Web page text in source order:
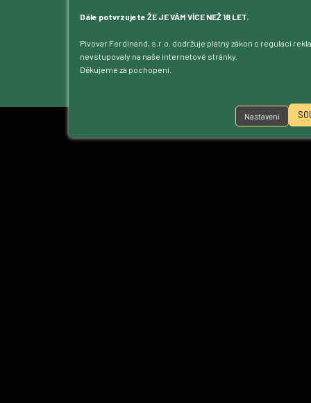
Dále potvrzujete ŽE JE VÁM VÍCE NEŽ 18 LET.
Pivovar Ferdinand, s.r.o. dodržuje platný zákon o regulaci
nevstupovaly na naše internetové stránky.
Děkujeme za pochopení.
Nastavení
Kontakt
Ke stažení
Přístupnost
Nastavení cookies